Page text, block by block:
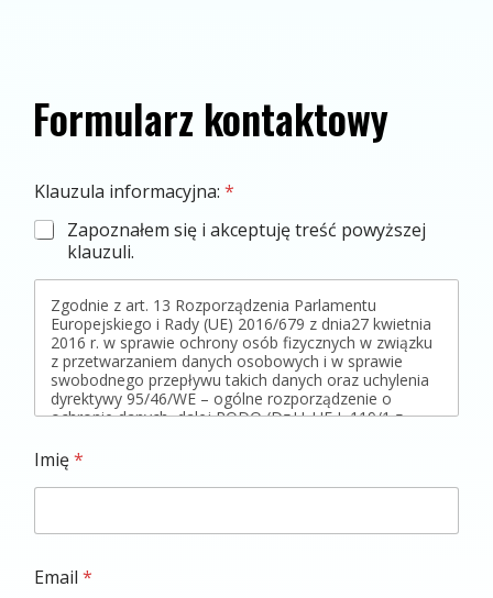
Formularz kontaktowy
Klauzula informacyjna: *
Zapoznałem się i akceptuję treść powyższej
klauzuli.
Zgodnie z art. 13 Rozporządzenia Parlamentu
Europejskiego i Rady (UE) 2016/679 z dnia27 kwietnia
2016 r. w sprawie ochrony osób fizycznych w związku
z przetwarzaniem danych osobowych i w sprawie
swobodnego przepływu takich danych oraz uchylenia
dyrektywy 95/46/WE – ogólne rozporządzenie o
ochronie danych, dalej RODO (Dz.U. UE L 119/1 z
1. Administratorem podanych przez Panią/Pana
danych osobowych będzie Verbum Sp. z o.o. z siedzibą
przy ul. Różanej 17A, 61-577 Poznań; NIP: 778-11-74-
2. Dane osobowe będą przetwarzane w celach: dane
informacji nt. oferty kursów Wyższej Szkoły Języków
Obcych im. Samuela Bogumiła Lindego.
Imię*
Email *